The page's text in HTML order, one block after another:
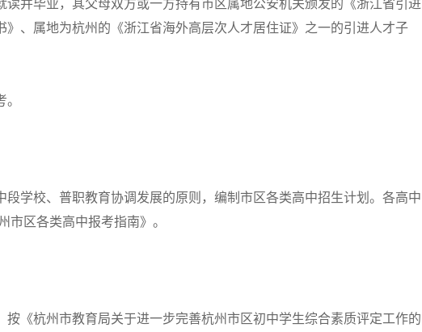
读并毕业，其父母双方或一方持有市区属地公安机关颁发的《浙江省引进
》、属地为杭州的《浙江省海外高层次人才居住证》之一的引进人才子
学校、普职教育协调发展的原则，编制市区各类高中招生计划。各高中
市区各类高中报考指南》。
《杭州市教育局关于进一步完善杭州市区初中学生综合素质评定工作的